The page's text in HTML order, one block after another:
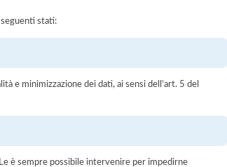
stati:
e minimizzazione dei dati, ai sensi dell’art. 5 del
è sempre possibile intervenire per impedirne